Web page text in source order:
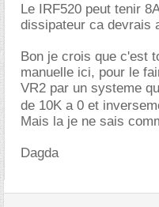
Le IRF520 peut tenir
dissipateur ca devrais
Bon je crois que c'est
manuelle ici, pour le
VR2 par un systeme
de 10K a 0 et
Mais la je ne sais
Dagda